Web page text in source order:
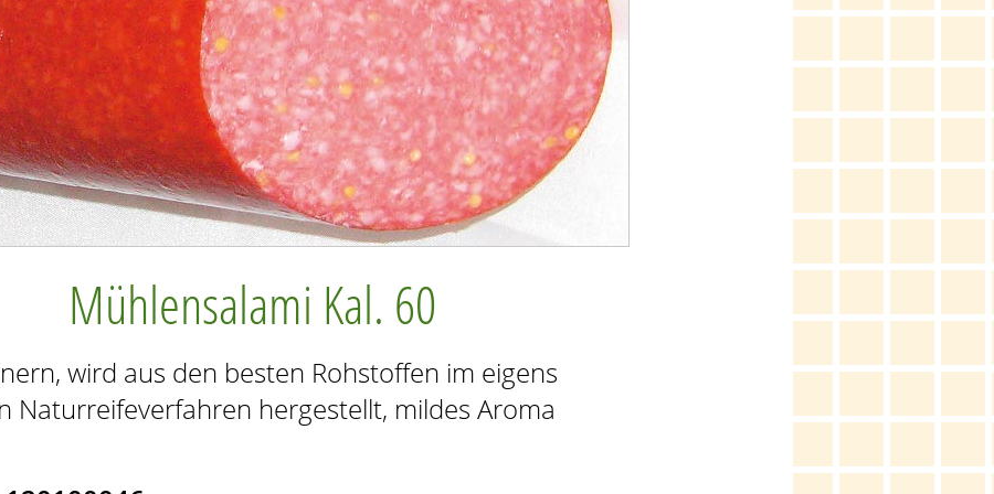
Mühlensalami Kal. 60
wird aus den besten Rohstoffen im eigens
Naturreifeverfahren hergestellt, mildes Aroma